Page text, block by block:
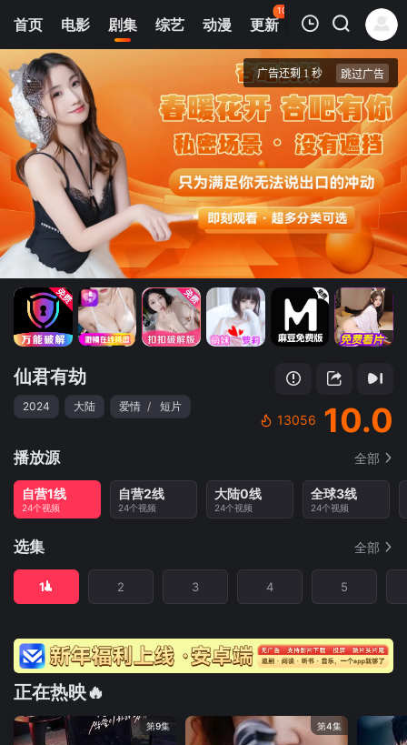
首页 电影 剧集 综艺 动漫 更新
102
热榜 APP
1
清空
仙君有劫
2024 大陆 爱情 / 短片
13056 10.0
播放源 全部
自营1线
24个视频
自营2线
24个视频
大陆0线
24个视频
全球3线
24个视频
选集 全部
1 2 3 4 5
正在热映🔥
第9集 第4集